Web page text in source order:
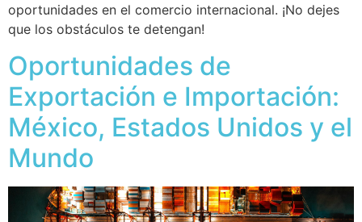
oportunidades en el comercio internacional. ¡No dejes
que los obstáculos te detengan!
Oportunidades de
Exportación e Importación:
México, Estados Unidos y el
Mundo